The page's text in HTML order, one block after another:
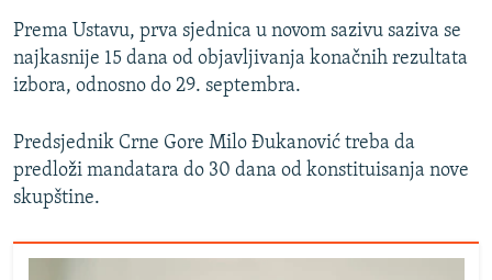
Prema Ustavu, prva sjednica u novom sazivu saziva se
najkasnije 15 dana od objavljivanja konačnih rezultata
izbora, odnosno do 29. septembra.
Predsjednik Crne Gore Milo Đukanović treba da
predloži mandatara do 30 dana od konstituisanja nove
skupštine.